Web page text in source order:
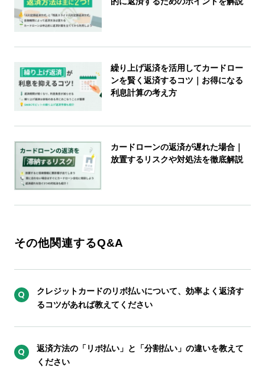
繰り上げ返済を活用してカードロー
ンを賢く返済するコツ｜お得になる
利息計算の考え方
カードローンの返済が遅れた場合｜
放置するリスクや対処法を徹底解説
その他関連するQ&A
クレジットカードのリボ払いについて、効率よく返済す
るコツがあれば教えてください
返済方法の「リボ払い」と「分割払い」の違いを教えて
ください